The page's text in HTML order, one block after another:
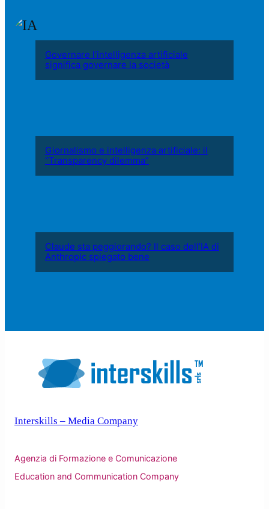
Governare l’intelligenza artificiale
significa governare la società
Giornalismo e intelligenza artificiale: il
“Transparency dilemma”
Claude sta peggiorando? Il caso dell’IA di
Anthropic spiegato bene
Interskills – Media Company
Agenzia di Formazione e Comunicazione
Education and Communication Company